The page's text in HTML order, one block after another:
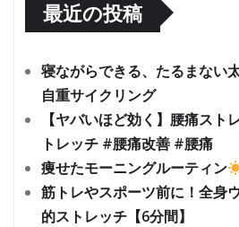
最近の投稿
寝ながらできる、たるまない
自重サイクリング
【ヤバいほど効く】腰痛スト
トレッチ #腰痛改善 #腰痛
痩せたモーニングルーティン
筋トレやスポーツ前に！全身
的ストレッチ【6分間】